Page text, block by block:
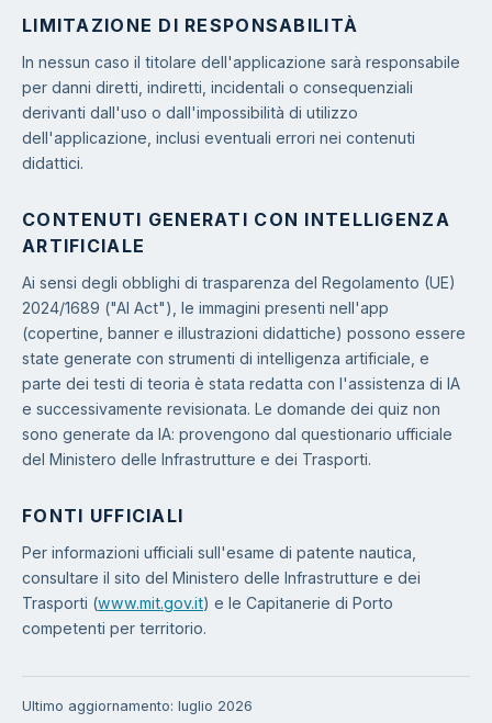
LIMITAZIONE DI RESPONSABILITÀ
In nessun caso il titolare dell'applicazione sarà responsabile
per danni diretti, indiretti, incidentali o consequenziali
derivanti dall'uso o dall'impossibilità di utilizzo
dell'applicazione, inclusi eventuali errori nei contenuti
didattici.
CONTENUTI GENERATI CON INTELLIGENZA
ARTIFICIALE
Ai sensi degli obblighi di trasparenza del Regolamento (UE)
2024/1689 ("AI Act"), le immagini presenti nell'app
(copertine, banner e illustrazioni didattiche) possono essere
state generate con strumenti di intelligenza artificiale, e
parte dei testi di teoria è stata redatta con l'assistenza di IA
e successivamente revisionata. Le domande dei quiz non
sono generate da IA: provengono dal questionario ufficiale
del Ministero delle Infrastrutture e dei Trasporti.
FONTI UFFICIALI
Per informazioni ufficiali sull'esame di patente nautica,
consultare il sito del Ministero delle Infrastrutture e dei
Trasporti (www.mit.gov.it) e le Capitanerie di Porto
competenti per territorio.
Ultimo aggiornamento: luglio 2026